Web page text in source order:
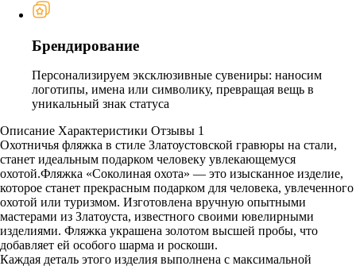
Брендирование
Персонализируем эксклюзивные сувениры: наносим
логотипы, имена или символику, превращая вещь в
уникальный знак статуса
Описание Характеристики Отзывы 1
Охотничья фляжка в стиле Златоустовской гравюры на стали,
станет идеальным подарком человеку увлекающемуся
охотой.Фляжка «Соколиная охота» — это изысканное изделие,
которое станет прекрасным подарком для человека, увлеченного
охотой или туризмом. Изготовлена вручную опытными
мастерами из Златоуста, известного своими ювелирными
изделиями. Фляжка украшена золотом высшей пробы, что
добавляет ей особого шарма и роскоши.
Каждая деталь этого изделия выполнена с максимальной